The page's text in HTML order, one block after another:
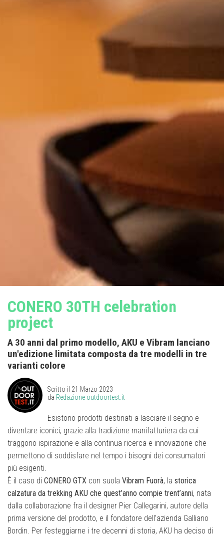
CONERO 30TH celebration
project
A 30 anni dal primo modello, AKU e Vibram lanciano
un'edizione limitata composta da tre modelli in tre
varianti colore
Scritto il 21 Marzo 2023
da Redazione outdoortest.it
Esistono prodotti destinati a lasciare il segno e
diventare iconici, grazie alla tradizione manifatturiera da cui
traggono ispirazione e alla continua ricerca e innovazione che
permettono di soddisfare nel tempo i bisogni dei consumatori
più esigenti.
È il caso di CONERO GTX con suola Vibram Fuorà, la storica
calzatura da trekking AKU che quest’anno compie trent’anni, nata
dalla collaborazione fra il designer Pier Callegarini, autore della
prima versione del prodotto, e il fondatore dell’azienda Galliano
Bordin. Per festeggiarne i tre decenni di storia, AKU ha deciso di